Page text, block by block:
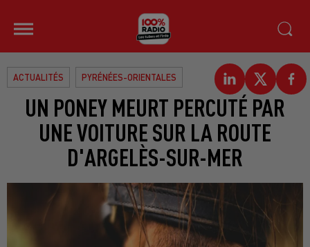
ACTUALITÉS PYRÉNÉES-ORIENTALES
UN PONEY MEURT PERCUTÉ PAR
UNE VOITURE SUR LA ROUTE
D'ARGELÈS-SUR-MER